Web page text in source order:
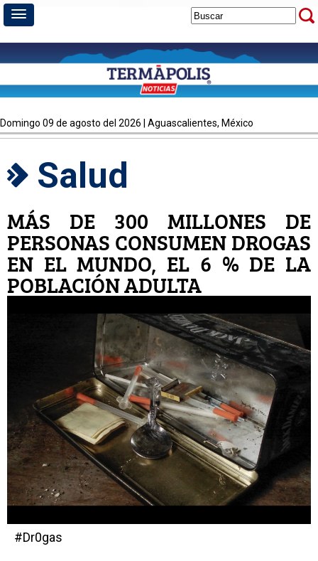
domingo 09 de agosto del 2026 | Aguascalientes, México
Salud
MÁS DE 300 MILLONES DE
PERSONAS CONSUMEN DROGAS
EN EL MUNDO, EL 6 % DE LA
POBLACIÓN ADULTA
#Dr0gas